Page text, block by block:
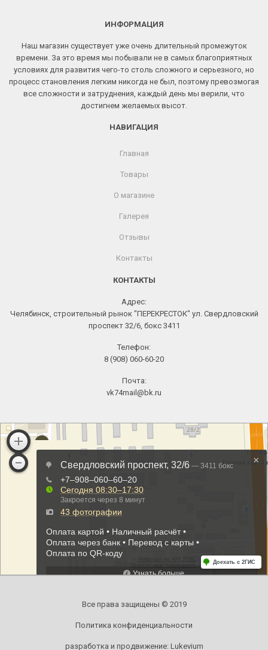
ИНФОРМАЦИЯ
Наш магазин существует уже очень длительный промежуток
времени. За это время мы побывали не в самых благоприятных
условиях для развития чего-то столь сложного и серьезного, но
процесс становления легким никогда не был, поэтому превозмогая
все сложности и затруднения, каждый день мы верили, что
достигнем желаемых высот.
НАВИГАЦИЯ
Главная
Товары
О магазине
Галерея
Отзывы
Контакты
КОНТАКТЫ
Адрес:
Челябинск, строительный рынок "ПЕРЕКРЕСТОК" ул. Свердловский
проспект 32/6, бокс 3411
Телефон:
8 (908) 060-60-20
Почта:
vk74mail@bk.ru
Все права защищены © 2019
Политика конфиденциальности
разработка и продвижение: Lukevium